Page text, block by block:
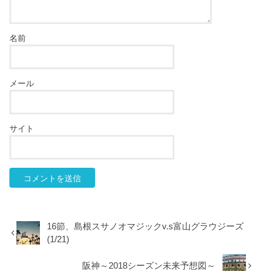
名前
メール
サイト
16節、島根スサノオマジックv.s富山グラウジーズ
(1/21)
阪神～2018シーズン未来予想図～